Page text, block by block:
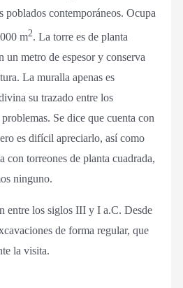
poblados contemporáneos. Ocupa
m2. La torre es de planta
un metro de espesor y conserva
La muralla apenas es
su trazado entre los
Se dice que cuenta con
es difícil apreciarlo, así como
con torreones de planta cuadrada,
ninguno.
entre los siglos III y I a.C. Desde
de forma regular, que
la visita.